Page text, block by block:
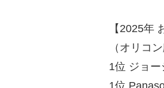
【2025年
（オリコ
1位 ジョ